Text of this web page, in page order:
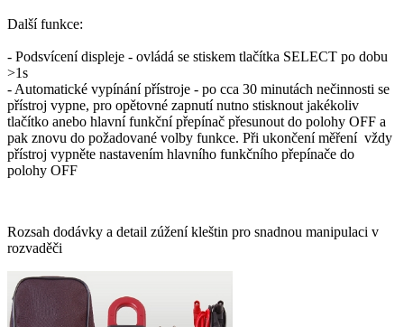
Další funkce:
- Podsvícení displeje - ovládá se stiskem tlačítka SELECT po dobu
>1s
- Automatické vypínání přístroje - po cca 30 minutách nečinnosti se
přístroj vypne, pro opětovné zapnutí nutno stisknout jakékoliv
tlačítko anebo hlavní funkční přepínač přesunout do polohy OFF a
pak znovu do požadované volby funkce. Při ukončení měření vždy
přístroj vypněte nastavením hlavního funkčního přepínače do
polohy OFF
Rozsah dodávky a detail zúžení kleštin pro snadnou manipulaci v
rozvaděči